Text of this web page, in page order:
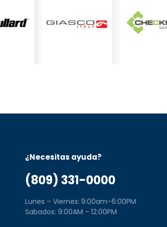
¿Necesitas ayuda?
(809) 331-0000
Lunes – Viernes: 9:00am-6:00PM
Sabados: 9:00AM – 12:00PM